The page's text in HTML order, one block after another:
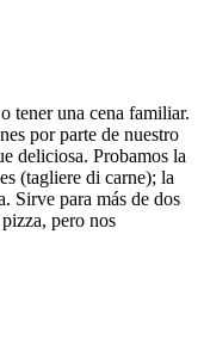
tener una cena familiar.
por parte de nuestro
deliciosa. Probamos la
(tagliere di carne); la
Sirve para más de dos
pero nos